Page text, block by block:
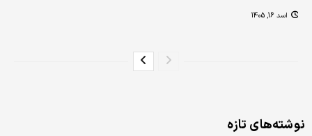
اسد 16, 1405
نوشته‌های تازه